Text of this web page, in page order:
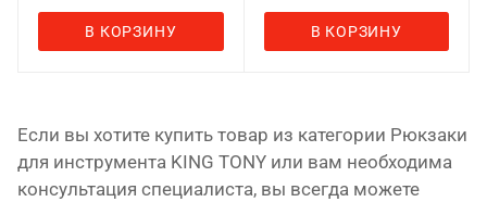
В КОРЗИНУ В КОРЗИНУ
Если вы хотите купить товар из категории Рюкзаки
для инструмента KING TONY или вам необходима
консультация специалиста, вы всегда можете